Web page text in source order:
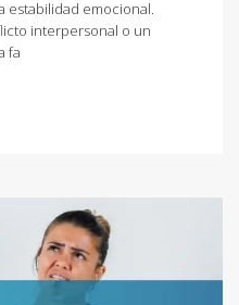
estabilidad emocional.
interpersonal o un
fa